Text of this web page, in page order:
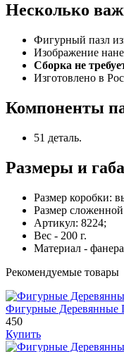
Несколько
Фигурный пазл
Изображение
Сборка не
Изготовлено в
Компоненты
51 деталь.
Размеры и
Размер коробки:
Размер
Артикул: 8224;
Вес - 200 г.
Материал -
Рекомендуемые товары
Фигурные Деревянные
450
Купить